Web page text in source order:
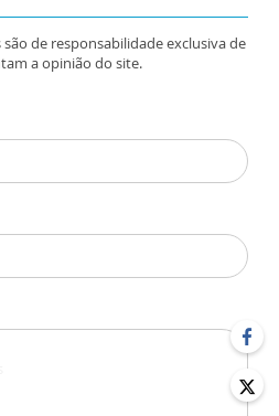
de responsabilidade exclusiva de
a opinião do site.